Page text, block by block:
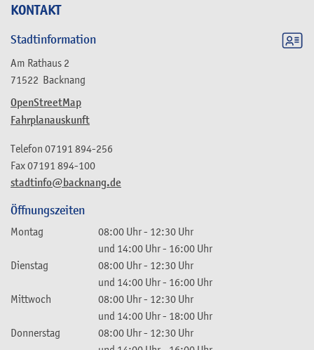
KONTAKT
Stadtinformation
Am Rathaus 2
71522 Backnang
OpenStreetMap
Fahrplanauskunft
stadtinfo@backnang.de
Telefon 07191 894-256
Fax07191 894-100
Öffnungszeiten
Montag 08:00 Uhr- 12:30 Uhr
und 14:00 Uhr- 16:00 Uhr
Dienstag
08:00 Uhr- 12:30 Uhr
und 14:00 Uhr- 16:00 Uhr
Mittwoch
08:00 Uhr- 12:30 Uhr
und 14:00 Uhr- 18:00 Uhr
Donnerstag
08:00 Uhr- 12:30 Uhr